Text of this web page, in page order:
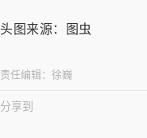
头图来源：图虫
责任编辑： 徐巍
分享到